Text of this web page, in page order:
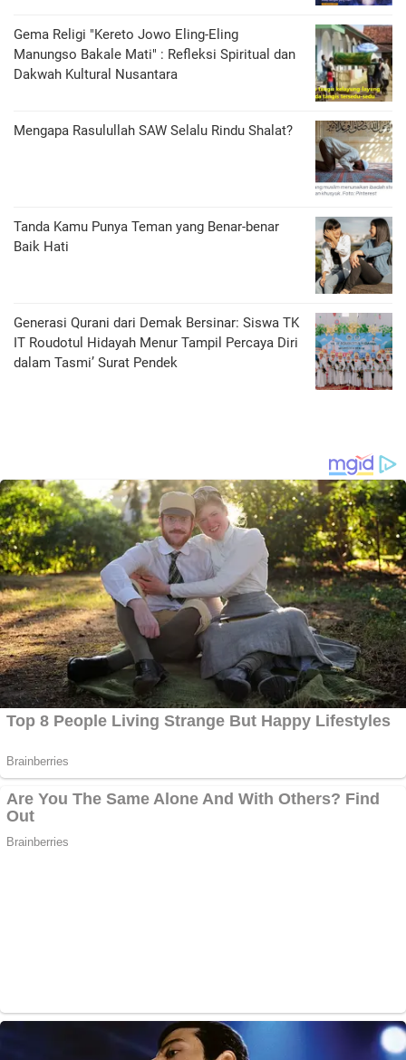
Gema Religi "Kereto Jowo Eling-Eling
Manungso Bakale Mati" : Refleksi Spiritual dan
Dakwah Kultural Nusantara
Mengapa Rasulullah SAW Selalu Rindu Shalat?
Tanda Kamu Punya Teman yang Benar-benar
Baik Hati
Generasi Qurani dari Demak Bersinar: Siswa TK
IT Roudotul Hidayah Menur Tampil Percaya Diri
dalam Tasmi’ Surat Pendek